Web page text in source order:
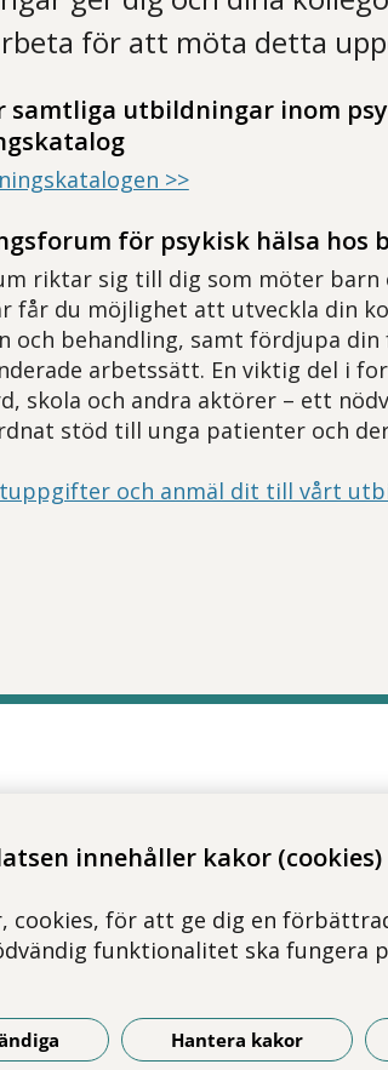
innehåller kakor (cookies)
cookies, för att ge dig en
funktionalitet ska fungera
Hantera kakor
för att möta detta
samtliga utbildningar inom
>>
för psykisk hälsa hos
riktar sig till dig som möter barn
får du möjlighet att utveckla din
och behandling, samt fördjupa
arbetssätt. En viktig del i
skola och andra aktörer – ett
stöd till unga patienter och
och anmäl dit till vårt
att öppna delningsalternativ.